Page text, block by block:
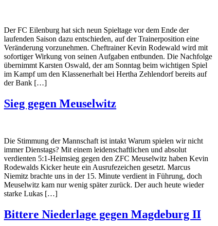
Der FC Eilenburg hat sich neun Spieltage vor dem Ende der
laufenden Saison dazu entschieden, auf der Trainerposition eine
Veränderung vorzunehmen. Cheftrainer Kevin Rodewald wird mit
sofortiger Wirkung von seinen Aufgaben entbunden. Die Nachfolge
übernimmt Karsten Oswald, der am Sonntag beim wichtigen Spiel
im Kampf um den Klassenerhalt bei Hertha Zehlendorf bereits auf
der Bank […]
Sieg gegen Meuselwitz
Die Stimmung der Mannschaft ist intakt Warum spielen wir nicht
immer Dienstags? Mit einem leidenschaftlichen und absolut
verdienten 5:1-Heimsieg gegen den ZFC Meuselwitz haben Kevin
Rodewalds Kicker heute ein Ausrufezeichen gesetzt. Marcus
Niemitz brachte uns in der 15. Minute verdient in Führung, doch
Meuselwitz kam nur wenig später zurück. Der auch heute wieder
starke Lukas […]
Bittere Niederlage gegen Magdeburg II